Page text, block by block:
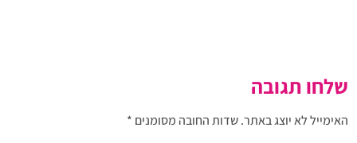
שלחו תגובה
האימייל לא יוצג באתר. שדות החובה מסומנים *